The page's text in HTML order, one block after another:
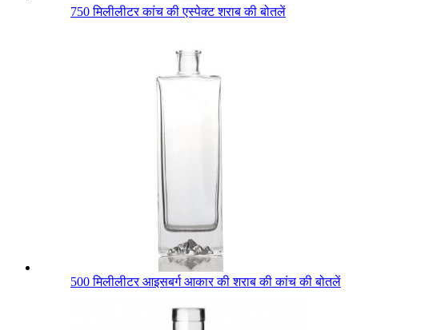
750 मिलीलीटर कांच की एस्पेक्ट शराब की बोतलें
500 मिलीलीटर आइसबर्ग आकार की शराब की कांच की बोतलें